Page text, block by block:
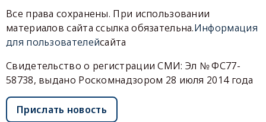
Все права сохранены. При использовании
материалов сайта ссылка обязательна.Информация
для пользователейсайта
Свидетельство о регистрации СМИ: Эл № ФС77-
58738, выдано Роскомнадзором 28 июля 2014 года
Прислать новость